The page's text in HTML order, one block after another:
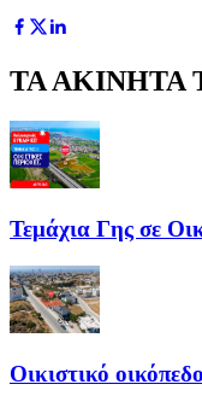
ΤΑ
Τεμάχια Γης σε
Οικιστικό